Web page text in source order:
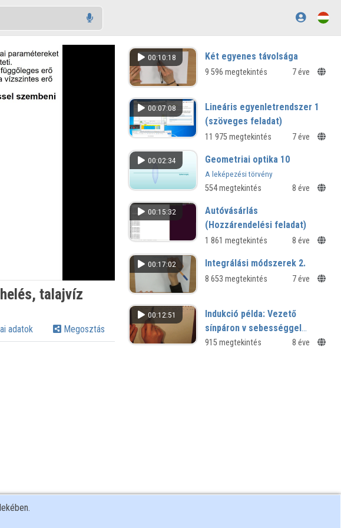
talajvíz
adatok Megosztás
00:10:18 Két egyenes távolsága
9 596 megtekintés 7 éve
00:07:08
Lineáris egyenletrendszer 1
(szöveges feladat)
11 975 megtekintés 7 éve
00:02:34 Geometriai optika 10
A leképezési törvény
554 megtekintés 8 éve
00:15:32
Autóvásárlás
(Hozzárendelési feladat)
1 861 megtekintés 8 éve
00:17:02 Integrálási módszerek 2.
8 653 megtekintés 7 éve
00:12:51
Indukció példa: Vezető
sínpáron v sebességgel
mozgatott vezető
915 megtekintés 8 éve